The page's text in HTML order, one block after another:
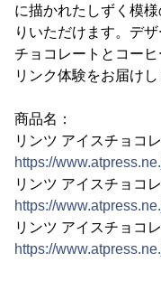
に描かれたしずく模
りいただけます。デ
チョコレートとコー
リンク体験をお届けし
商品名：
リンツ アイスチョコ
https://
リンツ アイスチョコ
https://
リンツ アイスチョコ
https://